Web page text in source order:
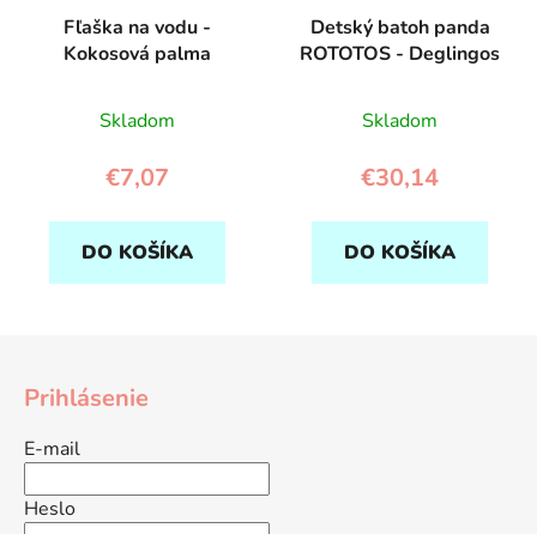
Fľaška na vodu -
Kokosová palma
Skladom
€7,07
DO KOŠÍKA
Detský batoh panda
ROTOTOS - Deglingos
Skladom
€30,14
DO KOŠÍKA
Prihlásenie
E-mail
Heslo